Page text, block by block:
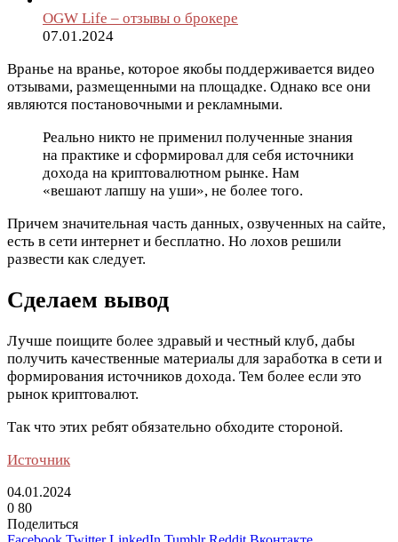
OGW Life – отзывы о брокере
07.01.2024
Вранье на вранье, которое якобы поддерживается видео
отзывами, размещенными на площадке. Однако все они
являются постановочными и рекламными.
Реально никто не применил полученные знания
на практике и сформировал для себя источники
дохода на криптовалютном рынке. Нам
«вешают лапшу на уши», не более того.
Причем значительная часть данных, озвученных на сайте,
есть в сети интернет и бесплатно. Но лохов решили
развести как следует.
Сделаем вывод
Лучше поищите более здравый и честный клуб, дабы
получить качественные материалы для заработка в сети и
формирования источников дохода. Тем более если это
рынок криптовалют.
Так что этих ребят обязательно обходите стороной.
Источник
04.01.2024
0 80
Поделиться